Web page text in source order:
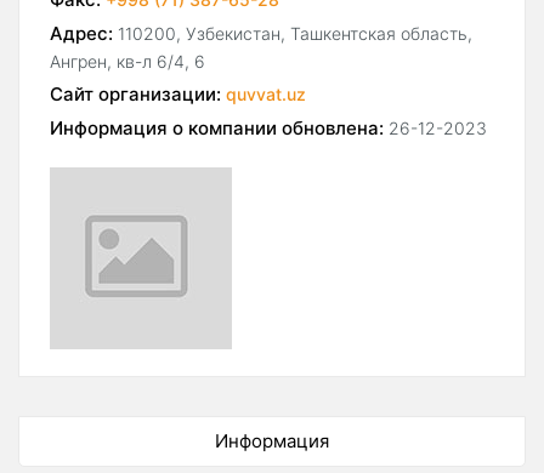
Адрес: 110200, Узбекистан, Ташкентская область,
Ангрен, кв-л 6/4, 6
Сайт организации: quvvat.uz
Информация о компании обновлена: 26-12-2023
Информация